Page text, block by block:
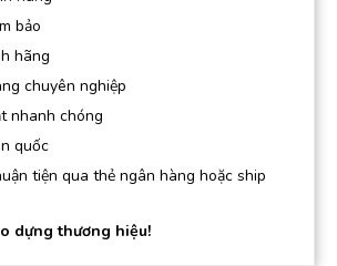
bảo
hãng
chuyên nghiệp
nhanh chóng
quốc
tiện qua thẻ ngân hàng hoặc ship
dựng thương hiệu!